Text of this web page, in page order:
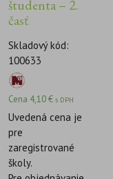
študenta – 2.
časť
Skladový kód:
100633
Cena 4,10€ s DPH
Uvedená cena je
pre
zaregistrované
školy.